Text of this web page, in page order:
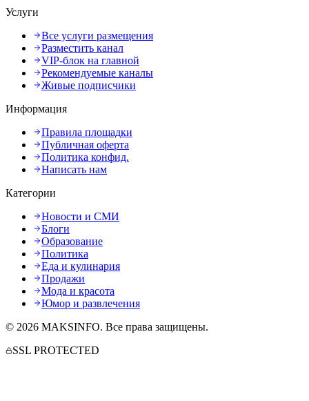
Услуги
Все услуги размещения
Разместить канал
VIP-блок на главной
Рекомендуемые каналы
Живые подписчики
Информация
Правила площадки
Публичная оферта
Политика конфид.
Написать нам
Категории
Новости и СМИ
Блоги
Образование
Политика
Еда и кулинария
Продажи
Мода и красота
Юмор и развлечения
© 2026 MAKSINFO. Все права защищены.
SSL PROTECTED